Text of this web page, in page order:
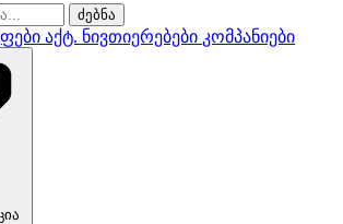
ძებნა
აქტ. ნივთიერებები კომპანიები